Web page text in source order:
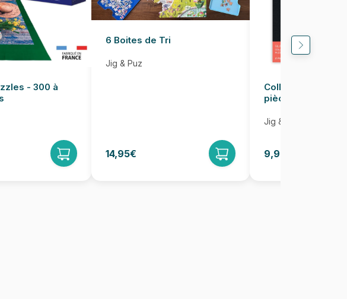
- 300 à
6 Boites de Tri
Jig & Puz
14,95€
Colle pour Puzzle
pièces
Jig & Puz
9,95€